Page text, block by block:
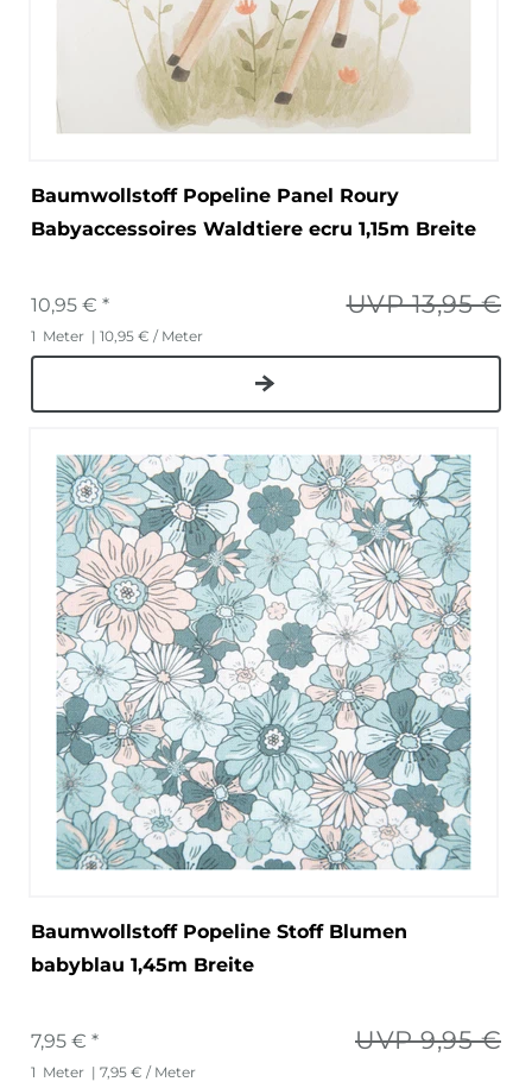
Baumwollstoff Popeline Panel Roury
Babyaccessoires Waldtiere ecru 1,15m Breite
UVP 13,95 €
10,95 € *
1 Meter | 10,95 € / Meter
Baumwollstoff Popeline Stoff Blumen
babyblau 1,45m Breite
UVP 9,95 €
7,95 € *
1 Meter | 7,95 € / Meter